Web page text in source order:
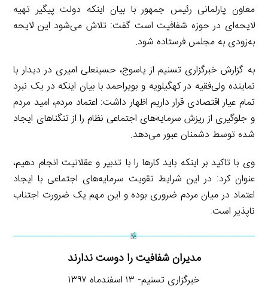
معاون پارلمانی رئیس جمهور با بیان اینکه دولت پیگیر تهیه
لایحه‌ای در حوزه شفافیت است گفت: تلاش می‌شود این لایحه
به‌زودی به مجلس فرستاده شود.
به گزارش خبرگزاری تسنیم از یاسوج، حسینعلی امیری در دیدار با
نماینده ولی‌فقیه در کهگیلویه و بویراحمد با بیان اینکه در یک نبرد
تمام عیار اقتصادی قرار داریم اظهار داشت: اعتماد مردم، امید مردم
و جلوگیری از ریزش سرمایه‌های اجتماعی نظام را از تنگناهای ایجاد
شده توسط دشمنان عبور می‌دهد.
وی با تاکید بر اینکه باید کارها را با تدبیر و عقلانیت انجام دهیم،
عنوان کرد: در این شرایط تقویت سرمایه‌های اجتماعی با ایجاد
اعتماد در میان مردم ضروری بوده و این مهم یک ضرورت اجتناب
ناپذیر است.
مدیران شفافیت را دوست ندارند
خبرگزاری تسنیم- ۱۳ اسفندماه ۱۳۹۷